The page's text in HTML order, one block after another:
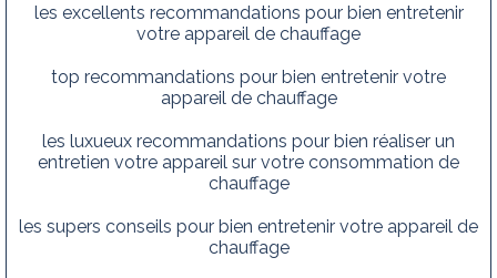
les excellents recommandations pour bien entretenir
votre appareil de chauffage
top recommandations pour bien entretenir votre
appareil de chauffage
les luxueux recommandations pour bien réaliser un
entretien votre appareil sur votre consommation de
chauffage
les supers conseils pour bien entretenir votre appareil de
chauffage